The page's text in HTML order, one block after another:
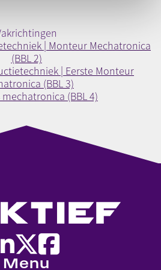
| Monteur Mechatronica
(BBL 2)
| Eerste Monteur
(BBL 3)
(BBL 4)
Menu